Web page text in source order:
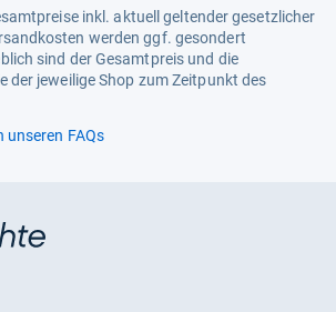
inkl. aktuell geltender gesetzlicher
werden ggf. gesondert
sind der Gesamtpreis und die
der jeweilige Shop zum Zeitpunkt des
unseren FAQs